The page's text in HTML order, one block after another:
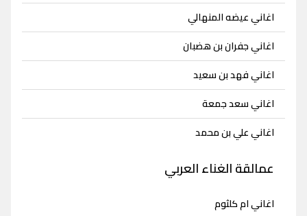
اغاني عيضه المنهالي
اغاني جفران بن هضبان
اغاني فهد بن سعيد
اغاني سعد جمعة
اغاني علي بن محمد
عمالقة الغناء العربي
اغاني ام كلثوم